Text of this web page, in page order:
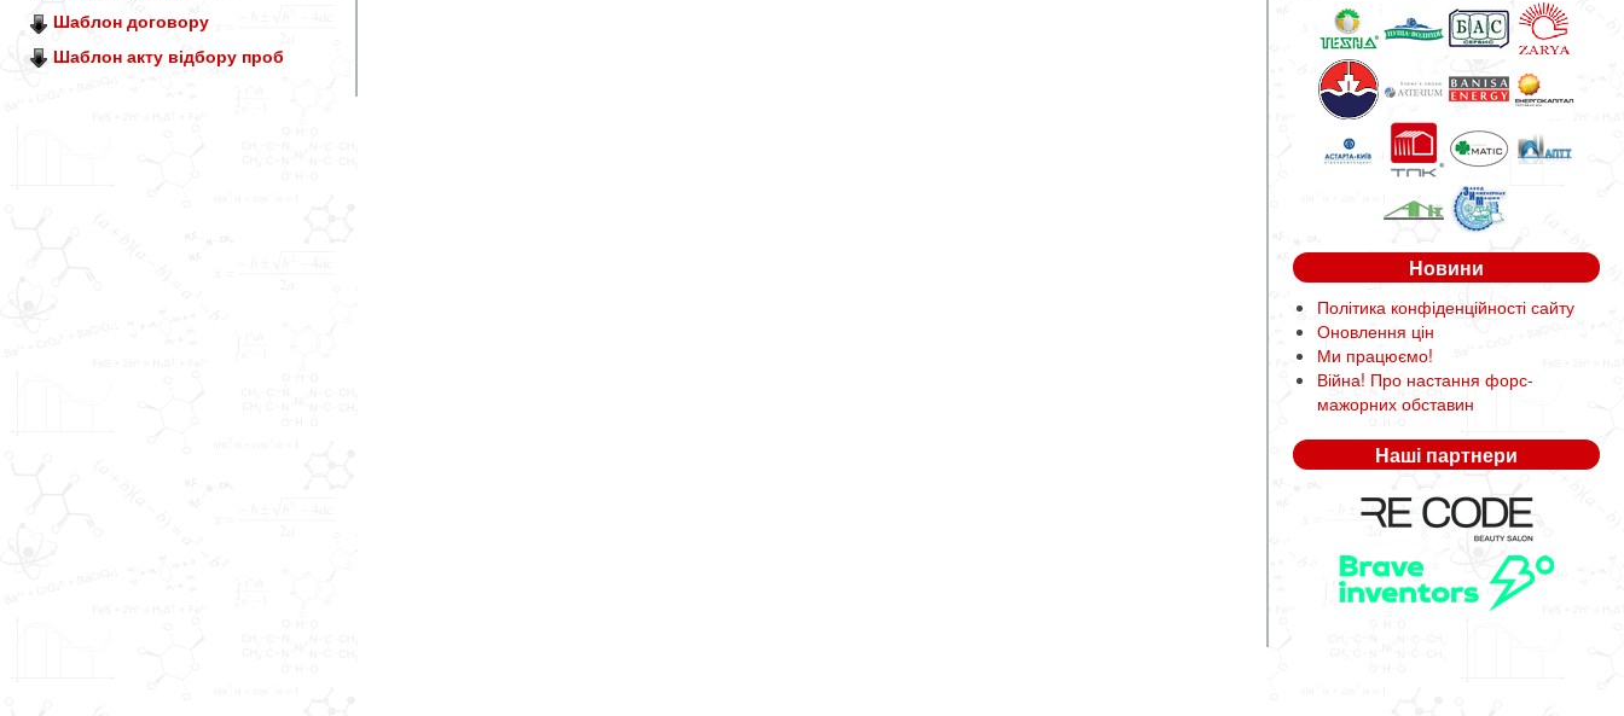
Шаблон договору
Шаблон акту відбору проб
Новини
Політика конфіденційності сайту
Оновлення цін
Ми працюємо!
Війна! Про настання форс-
мажорних обставин
Наші партнери